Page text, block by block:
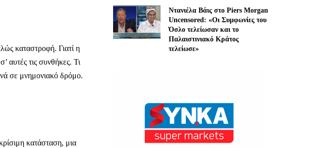
καταστροφή. Γιατί η
αυτές τις συνθήκες. Τι
σε μνημονιακό δρόμο.
κατάσταση, μια
Ντανιέλα Βάις στο Piers Morgan
Uncensored: «Οι Συμφωνίες του
Όσλο τελείωσαν και το
Παλαιστινιακό Κράτος
τελείωσε»